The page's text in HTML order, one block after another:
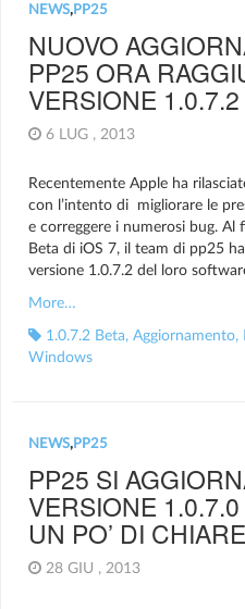
NEWS, PP25
NUOVO
PP25 ORA
VERSIONE 1.0.7.2
6 LUG , 2013
Recentemente Apple ha
con l’intento di migliorare le
e correggere i numerosi bug. Al
Beta di iOS 7, il team di pp25
versione 1.0.7.2 del loro
More…
1.0.7.2 Beta, Aggiornamento,
Windows
NEWS, PP25
PP25 SI
VERSIONE
UN PO’ DI
28 GIU , 2013